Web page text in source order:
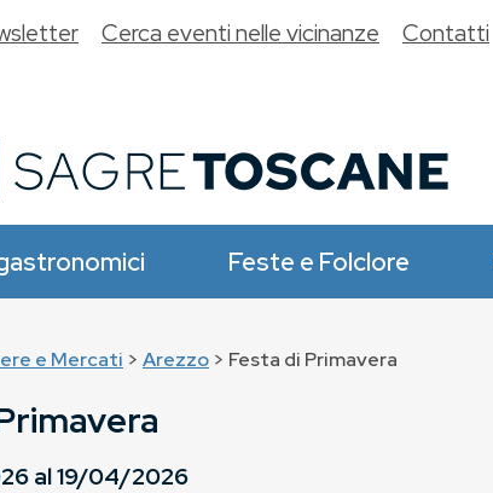
Feste e Folclore
Cerca eventi nelle vicinanze Contatti
e Mercati > Arezzo > Festa di Primavera
al19/04/2026